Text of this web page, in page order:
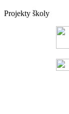
Projekty školy